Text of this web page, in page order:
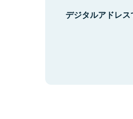
デジタルアドレ